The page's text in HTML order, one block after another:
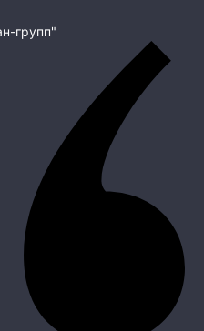
групп"